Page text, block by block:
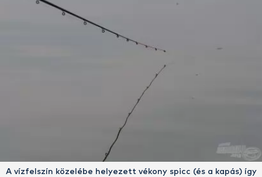
A vízfelszín közelébe helyezett vékony spicc (és a kapás) így